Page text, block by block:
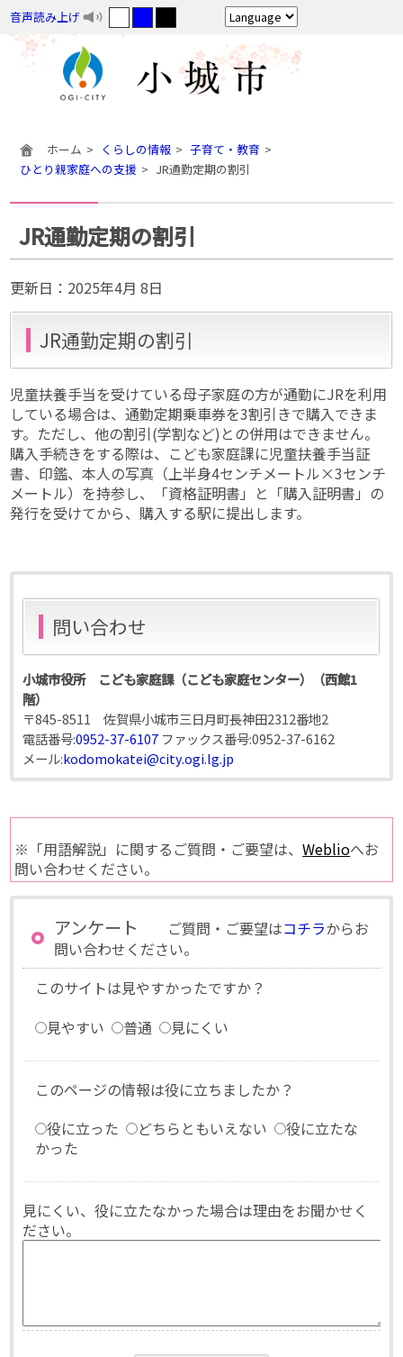
音声読み上げ
ホーム くらしの情報
子育て・教育
ひとり親家庭への支援
JR通勤定期の割引
JR通勤定期の割引
更新日： 2025年4月 8日
JR通勤定期の割引
児童扶養手当を受けている母子家庭の方が通勤にJRを利用
している場合は、通勤定期乗車券を3割引きで購入できま
す。ただし、他の割引(学割など)との併用はできません。
購入手続きをする際は、こども家庭課に児童扶養手当証
書、印鑑、本人の写真（上半身4センチメートル×3センチ
メートル）を持参し、「資格証明書」と「購入証明書」の
発行を受けてから、購入する駅に提出します。
問い合わせ
小城市役所 こども家庭課（こども家庭センター）（西館1
階）
〒845-8511 佐賀県小城市三日月町長神田2312番地2
電話番号:0952-37-6107 ファックス番号:0952-37-6162
メール:kodomokatei@city.ogi.lg.jp
※「用語解説」に関するご質問・ご要望は、Weblioへお
問い合わせください。
アンケート ご質問・ご要望はコチラからお
問い合わせください。
このサイトは見やすかったですか？
見やすい
普通 見にくい
このページの情報は役に立ちましたか？
役に立った
どちらともいえない
役に立たな
かった
見にくい、役に立たなかった場合は理由をお聞かせく
ださい。